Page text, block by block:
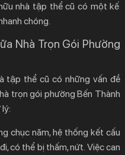
Cải Tạo Nhà Tập
của bạn cho chúng tôi?
Trọn Gói Phường
nhà tập thể cũ có một kế
chóng.
Nhà Trọn Gói Phường
tập thể cũ có những vấn đề
trọn gói phường Bến Thành
chục năm, hệ thống kết cấu
có thể bị thấm, nứt. Việc can